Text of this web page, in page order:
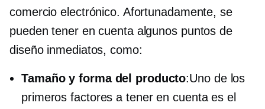
comercio electrónico. Afortunadamente, se
pueden tener en cuenta algunos puntos de
diseño inmediatos, como:
Tamaño y forma del producto:Uno de los
primeros factores a tener en cuenta es el